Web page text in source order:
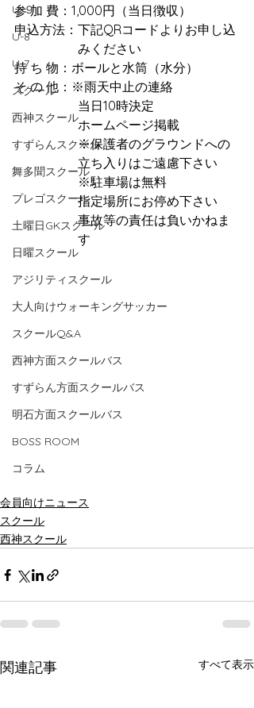
U-９
U-8
U-7
スクール
西神スクール
すずらんスクール
舞多聞スクール
プレゴスクール
土曜日GKスクール
日曜スクール
アジリティスクール
大人向けウォーキングサッカー
スクールQ&A
西神方面スクールバス
すずらん方面スクールバス
明石方面スクールバス
BOSS ROOM
コラム
参 加 費：1,000円（当日徴収）
申込方法：下記QRコードよりお申し込
みください
持 ち 物：ボールと水筒（水分）
そ の 他：※雨天中止の連絡
当日10時決定
ホームページ掲載
※保護者のグラウンドへの
立ち入りはご遠慮下さい
※駐車場は無料
指定場所にお停め下さい
事故等の責任は負いかねま
す
会員向けニュース
スクール
西神スクール
関連記事 すべて表示